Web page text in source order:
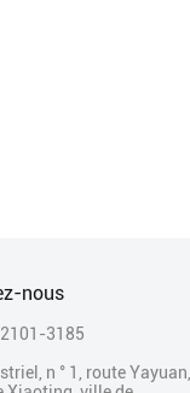
nous
3185
n ° 1, route Yayuan,